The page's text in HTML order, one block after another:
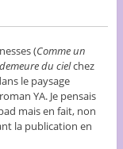
(Comme un
du cielchez
le paysage
YA. Je pensais
mais en fait, non
la publication en